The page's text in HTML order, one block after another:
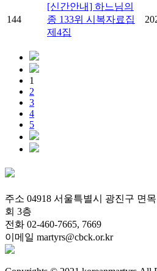
144
[신간안내] 하느님의
종 133위 시복자료집
제4집
1
2
3
4
5
주소 04918 서울특별시 광진구 면
회 3층
전화 02-460-7665, 7669
이메일 martyrs@cbck.or.kr